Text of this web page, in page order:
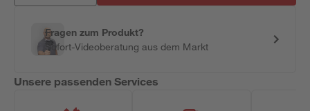
Fragen zum Produkt?
Sofort-Videoberatung aus dem Markt
Unsere passenden Services